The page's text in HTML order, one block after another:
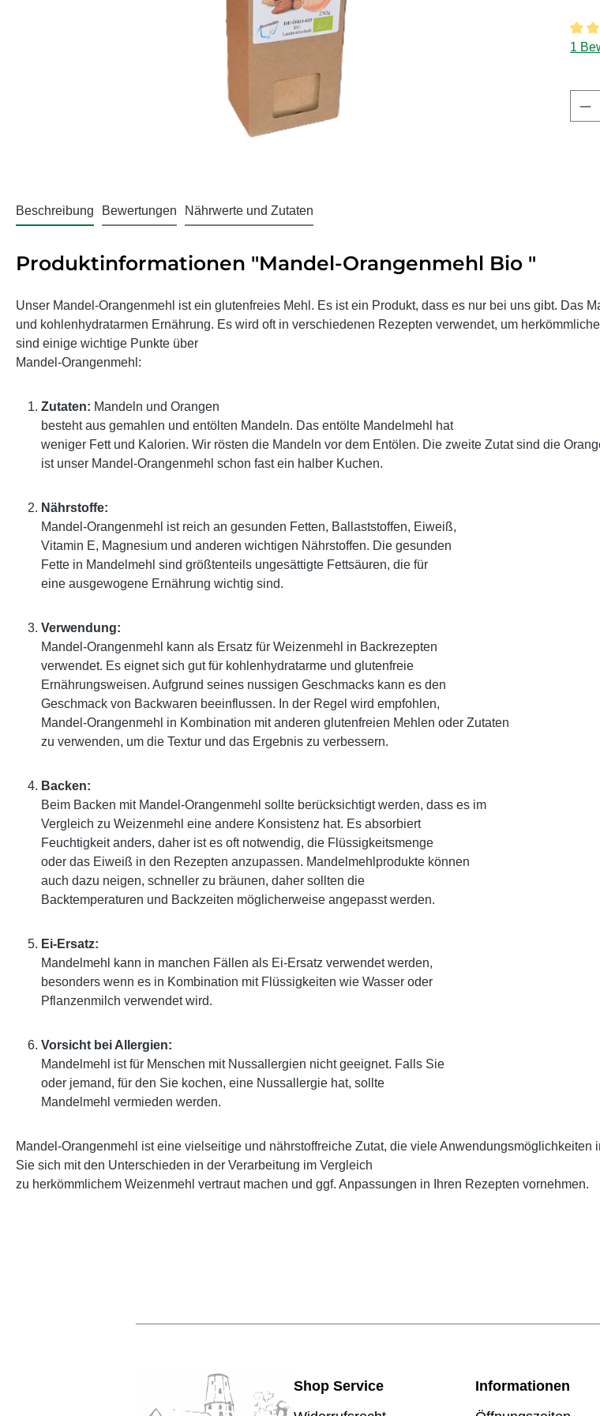
1
Beschreibung Bewertungen Nährwerte und Zutaten
Produktinformationen "Mandel-Orangenmehl Bio "
Unser Mandel-Orangenmehl ist ein glutenfreies Mehl. Es ist ein Produkt, dass es nur bei uns gibt. Das
und kohlenhydratarmen Ernährung. Es wird oft in verschiedenen Rezepten verwendet, um
sind einige wichtige Punkte über
Mandel-Orangenmehl:
Zutaten: Mandeln und Orangen
besteht aus gemahlen und entölten Mandeln. Das entölte Mandelmehl hat
weniger Fett und Kalorien. Wir rösten die Mandeln vor dem Entölen. Die zweite Zutat sind die
ist unser Mandel-Orangenmehl schon fast ein halber Kuchen.
Nährstoffe:
Mandel-Orangenmehl ist reich an gesunden Fetten, Ballaststoffen, Eiweiß,
Vitamin E, Magnesium und anderen wichtigen Nährstoffen. Die gesunden
Fette in Mandelmehl sind größtenteils ungesättigte Fettsäuren, die für
eine ausgewogene Ernährung wichtig sind.
Verwendung:
Mandel-Orangenmehl kann als Ersatz für Weizenmehl in Backrezepten
verwendet. Es eignet sich gut für kohlenhydratarme und glutenfreie
Ernährungsweisen. Aufgrund seines nussigen Geschmacks kann es den
Geschmack von Backwaren beeinflussen. In der Regel wird empfohlen,
Mandel-Orangenmehl in Kombination mit anderen glutenfreien Mehlen oder Zutaten
zu verwenden, um die Textur und das Ergebnis zu verbessern.
Backen:
Beim Backen mit Mandel-Orangenmehl sollte berücksichtigt werden, dass es im
Vergleich zu Weizenmehl eine andere Konsistenz hat. Es absorbiert
Feuchtigkeit anders, daher ist es oft notwendig, die Flüssigkeitsmenge
oder das Eiweiß in den Rezepten anzupassen. Mandelmehlprodukte können
auch dazu neigen, schneller zu bräunen, daher sollten die
Backtemperaturen und Backzeiten möglicherweise angepasst werden.
Ei-Ersatz:
Mandelmehl kann in manchen Fällen als Ei-Ersatz verwendet werden,
besonders wenn es in Kombination mit Flüssigkeiten wie Wasser oder
Pflanzenmilch verwendet wird.
Vorsicht bei Allergien:
Mandelmehl ist für Menschen mit Nussallergien nicht geeignet. Falls Sie
oder jemand, für den Sie kochen, eine Nussallergie hat, sollte
Mandelmehl vermieden werden.
Mandel-Orangenmehl ist eine vielseitige und nährstoffreiche Zutat, die viele
Sie sich mit den Unterschieden in der Verarbeitung im Vergleich
zu herkömmlichem Weizenmehl vertraut machen und ggf. Anpassungen in Ihren Rezepten vornehmen.
Shop Service
Informationen